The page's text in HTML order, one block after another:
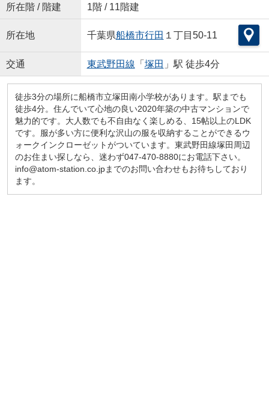
所在階 / 階建 1階 / 11階建
所在地 千葉県船橋市行田 １丁目50-11
交通 東武野田線 「 塚田 」駅 徒歩4分
徒歩3分の場所に船橋市立塚田南小学校があります。駅までも
徒歩4分。住んでいて心地の良い2020年築の中古マンションで
魅力的です。大人数でも不自由なく楽しめる、15帖以上のLDK
です。服が多い方に便利な沢山の服を収納することができるウ
ォークインクローゼットがついています。東武野田線塚田周辺
のお住まい探しなら、迷わず047-470-8880にお電話下さい。
info@atom-station.co.jpまでのお問い合わせもお待ちしており
ます。